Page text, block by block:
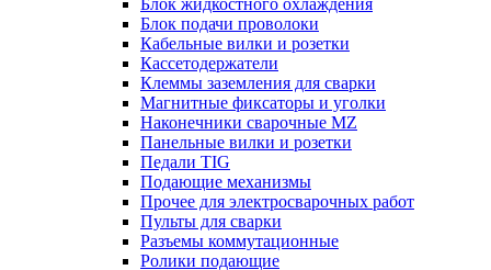
Блок жидкостного охлаждения
Блок подачи проволоки
Кабельные вилки и розетки
Кассетодержатели
Клеммы заземления для сварки
Магнитные фиксаторы и уголки
Наконечники сварочные MZ
Панельные вилки и розетки
Педали TIG
Подающие механизмы
Прочее для электросварочных работ
Пульты для сварки
Разъемы коммутационные
Ролики подающие